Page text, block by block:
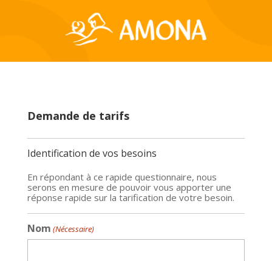
Demande de tarifs
Identification de vos besoins
En répondant à ce rapide questionnaire, nous
serons en mesure de pouvoir vous apporter une
réponse rapide sur la tarification de votre besoin.
Nom (Nécessaire)